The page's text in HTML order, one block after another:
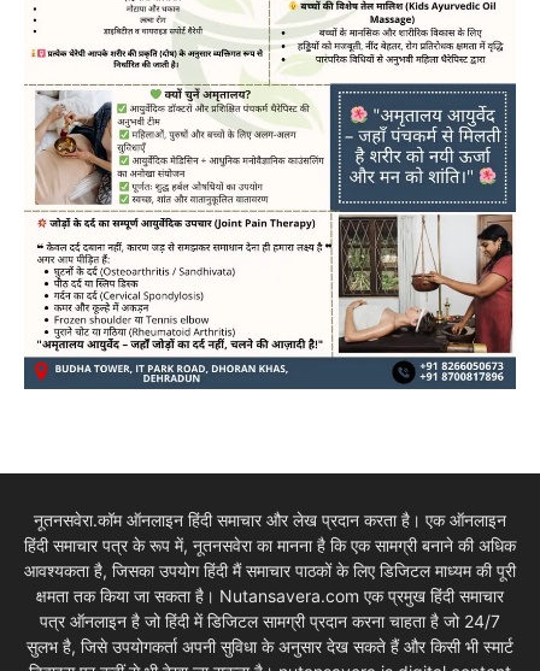
नूतनसवेरा.कॉम ऑनलाइन हिंदी समाचार और लेख प्रदान करता है। एक ऑनलाइन
हिंदी समाचार पत्र के रूप में, नूतनसवेरा का मानना है कि एक सामग्री बनाने की अधिक
आवश्यकता है, जिसका उपयोग हिंदी मैं समाचार पाठकों के लिए डिजिटल माध्यम की पूरी
क्षमता तक किया जा सकता है। Nutansavera.com एक प्रमुख हिंदी समाचार
पत्र ऑनलाइन है जो हिंदी में डिजिटल सामग्री प्रदान करना चाहता है जो 24/7
सुलभ है, जिसे उपयोगकर्ता अपनी सुविधा के अनुसार देख सकते हैं और किसी भी स्मार्ट